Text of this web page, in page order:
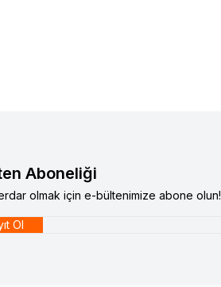
Aboneliği
olmak için e-bültenimize abone olun!
Ol